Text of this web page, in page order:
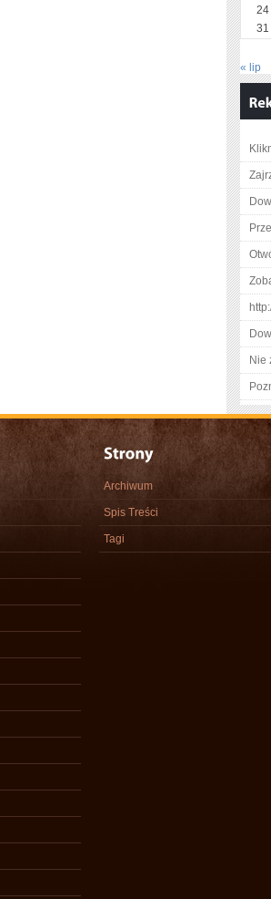
24
31
« lip
Nie
Archiwum
Spis Treści
Tagi